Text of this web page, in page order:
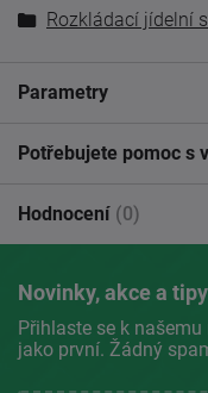
Rozkládací jídelní
Parametry
Potřebujete pomoc s
Hodnocení (0)
Novinky, akce a
Přihlaste se k
jako první. Žádný